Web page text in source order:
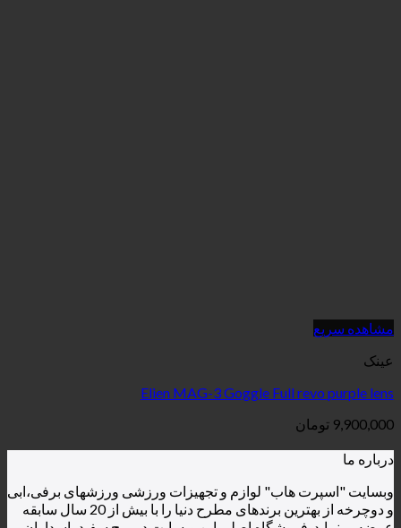
Elien MAG-3 Goggle Full
لوازم و تجهیزات ورزشی ورزشهای برفی،ابی
و دوچرخه از بهترین برندهای مطرح دنیا را با بیش از 20 سال سابقه